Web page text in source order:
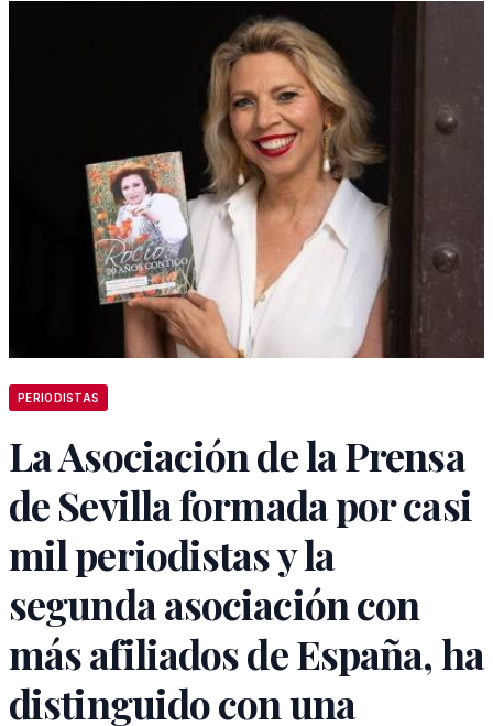
PERIODISTAS
La Asociación de la Prensa
de Sevilla formada por casi
mil periodistas y la
segunda asociación con
más afiliados de España, ha
distinguido con una